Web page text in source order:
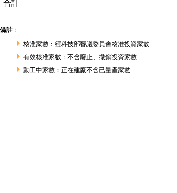
合計
備註：
核准家數：經科技部審議委員會核准投資家數
有效核准家數：不含廢止、撒銷投資家數
動工中家數：正在建廠不含已量產家數